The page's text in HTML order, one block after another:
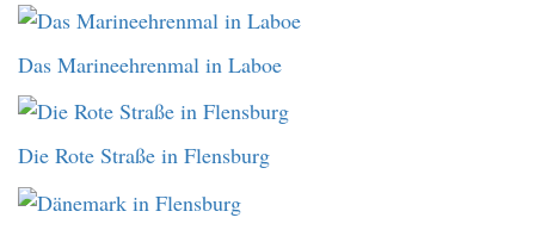
Das Marineehrenmal in Laboe
Die Rote Straße in Flensburg